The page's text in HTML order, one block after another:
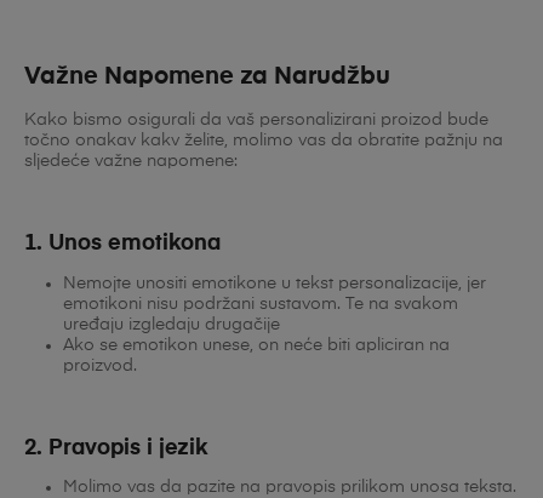
Važne Napomene za Narudžbu
Kako bismo osigurali da vaš personalizirani proizod bude
točno onakav kakv želite, molimo vas da obratite pažnju na
sljedeće važne napomene:
1. Unos emotikona
Nemojte unositi emotikone u tekst personalizacije, jer
emotikoni nisu podržani sustavom. Te na svakom
uređaju izgledaju drugačije
Ako se emotikon unese, on neće biti apliciran na
proizvod.
2. Pravopis i jezik
Molimo vas da pazite na pravopis prilikom unosa teksta.